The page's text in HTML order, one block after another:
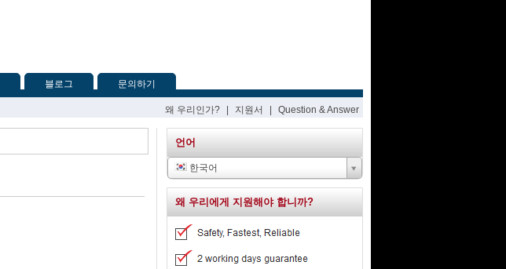
블로그 문의하기
왜 우리인가? 지원서 Question & Answer
언어
한국어
왜 우리에게 지원해야 합니까?